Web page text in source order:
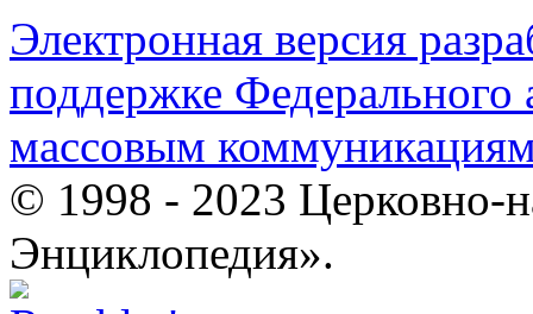
Электронная версия
поддержке Федерального
массовым
© 1998 - 2023 Церковно-
Энциклопедия».